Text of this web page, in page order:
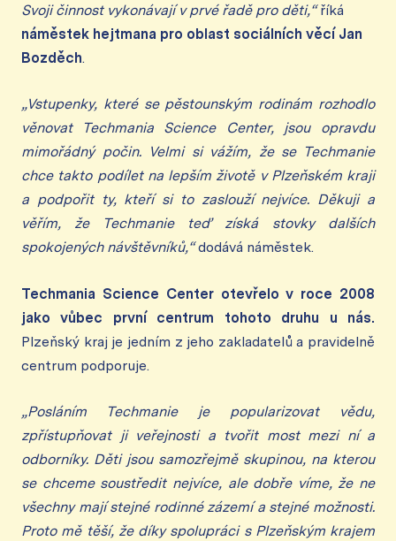
Svoji činnost vykonávají v prvé řadě pro děti,“říká
náměstek hejtmana pro oblast sociálních věcí Jan
Bozděch.
„Vstupenky, které se pěstounským rodinám rozhodlo
věnovat Techmania Science Center, jsou opravdu
mimořádný počin. Velmi si vážím, že se Techmanie
chce takto podílet na lepším životě v Plzeňském kraji
a podpořit ty, kteří si to zaslouží nejvíce. Děkuji a
věřím, že Techmanie teď získá stovky dalších
spokojených návštěvníků,“dodává náměstek.
Techmania Science Center otevřelo v roce 2008
jako vůbec první centrum tohoto druhu u nás.
Plzeňský kraj je jedním z jeho zakladatelů a pravidelně
centrum podporuje.
„Posláním Techmanie je popularizovat vědu,
zpřístupňovat ji veřejnosti a tvořit most mezi ní a
odborníky. Děti jsou samozřejmě skupinou, na kterou
se chceme soustředit nejvíce, ale dobře víme, že ne
všechny mají stejné rodinné zázemí a stejné možnosti.
Proto mě těší, že díky spolupráci s Plzeňským krajem